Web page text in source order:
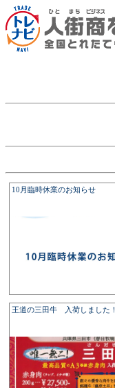
10月臨時休業のお知らせ
王道の三田牛 入荷しました！